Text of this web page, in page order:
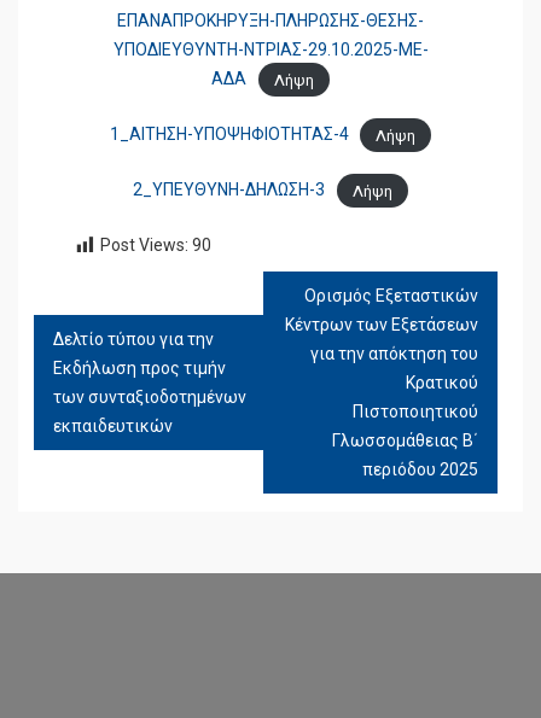
ΕΠΑΝΑΠΡΟΚΗΡΥΞΗ-ΠΛΗΡΩΣΗΣ-ΘΕΣΗΣ-
ΥΠΟΔΙΕΥΘΥΝΤΗ-ΝΤΡΙΑΣ-29.10.2025-ΜΕ-
ΑΔΑ
Λήψη
1_ΑΙΤΗΣΗ-ΥΠΟΨΗΦΙΟΤΗΤΑΣ-4 Λήψη
2_ΥΠΕΥΘΥΝΗ-ΔΗΛΩΣΗ-3 Λήψη
Post Views: 90
ΠΛΟΉΓΗΣΗ
ΆΡΘΡΩΝ
Δελτίο τύπου για την
Εκδήλωση προς τιμήν
των συνταξιοδοτημένων
εκπαιδευτικών
Ορισμός Εξεταστικών
Κέντρων των Εξετάσεων
για την απόκτηση του
Κρατικού
Πιστοποιητικού
Γλωσσομάθειας Β΄
περιόδου 2025